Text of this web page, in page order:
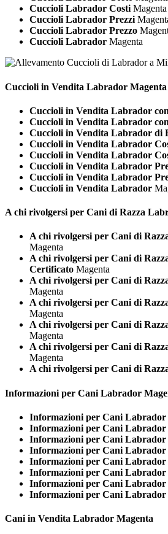
Cuccioli Labrador CostiMagenta
Cuccioli Labrador Prezzi
Cuccioli Labrador Prezzo
Cuccioli Labrador Magenta
Cuccioli in Vendita Labrador Magenta
Cuccioli in Vendita Labrador
Cuccioli in Vendita Labrador
Cuccioli in Vendita Labrador di
Cuccioli in Vendita Labrador
Cuccioli in Vendita Labrador
Cuccioli in Vendita Labrador
Cuccioli in Vendita Labrador
Cuccioli in Vendita Labrador
A chi rivolgersi per Cani di Razza
A chi rivolgersi per Cani di
Magenta
A chi rivolgersi per Cani di
Certificato Magenta
A chi rivolgersi per Cani di
Magenta
A chi rivolgersi per Cani di
Magenta
A chi rivolgersi per Cani di
Magenta
A chi rivolgersi per Cani di
Magenta
A chi rivolgersi per Cani di
Informazioni per Cani Labrador
Informazioni per Cani Labrador
Informazioni per Cani Labrador
Informazioni per Cani Labrador
Informazioni per Cani Labrador
Informazioni per Cani Labrador
Informazioni per Cani Labrador
Informazioni per Cani Labrador
Informazioni per Cani Labrador
Cani in Vendita Labrador Magenta